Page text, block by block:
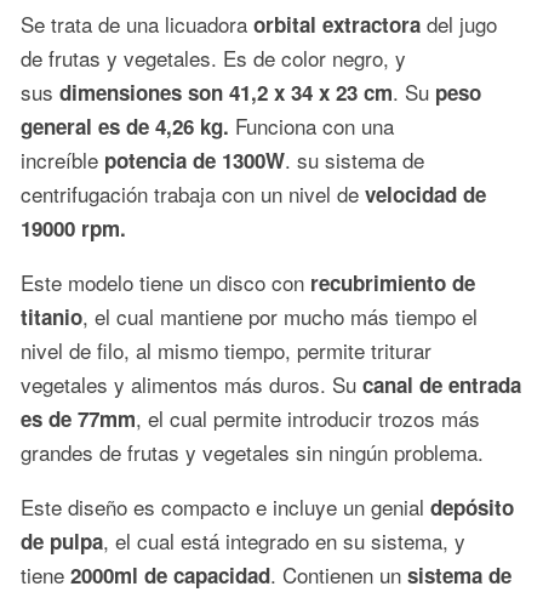
Se trata de una licuadora orbital extractora del jugo
de frutas y vegetales. Es de color negro, y
sus dimensiones son 41,2 x 34 x 23 cm. Su peso
general es de 4,26 kg. Funciona con una
increíble potencia de 1300W. su sistema de
centrifugación trabaja con un nivel de velocidad de
19000 rpm.
Este modelo tiene un disco con recubrimiento de
titanio, el cual mantiene por mucho más tiempo el
nivel de filo, al mismo tiempo, permite triturar
vegetales y alimentos más duros. Su canal de entrada
es de 77mm, el cual permite introducir trozos más
grandes de frutas y vegetales sin ningún problema.
Este diseño es compacto e incluye un genial depósito
de pulpa, el cual está integrado en su sistema, y
tiene 2000ml de capacidad. Contienen un sistema de